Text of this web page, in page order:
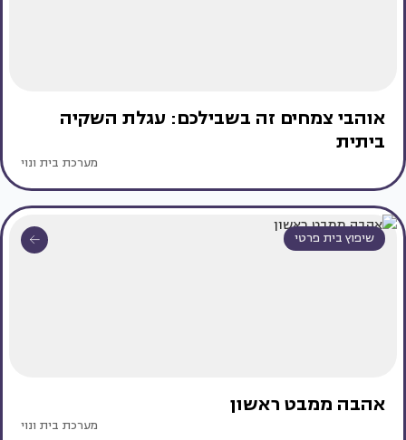
אוהבי צמחים זה בשבילכם: עגלת השקיה
ביתית
מערכת בית ונוי
שיפוץ בית פרטי
אהבה ממבט ראשון
מערכת בית ונוי